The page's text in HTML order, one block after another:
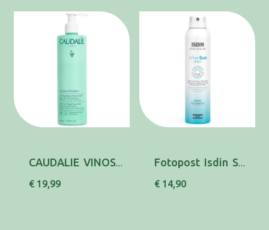
CAUDALIE VINOSUN APRES SOLEIL LT 400ML
€ 19,99
Fotopost Isdin Spray Ef Imed 200ml
€ 14,90